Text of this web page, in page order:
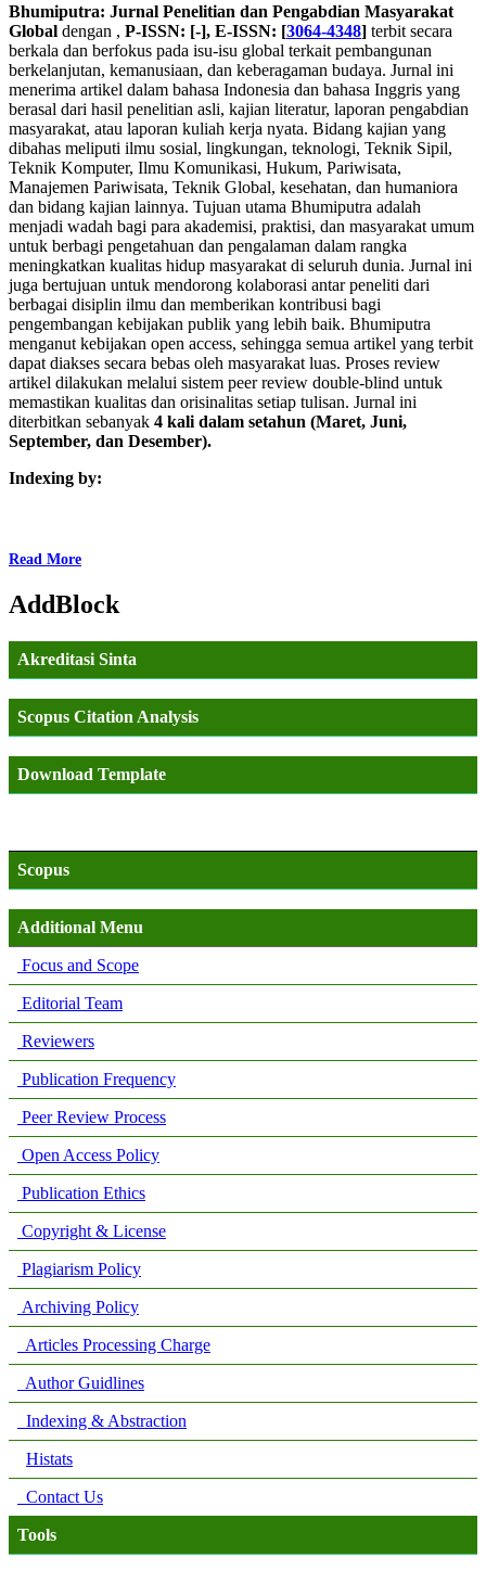
Bhumiputra: Jurnal Penelitian dan Pengabdian Masyarakat
Global dengan , P-ISSN: [-], E-ISSN: [3064-4348] terbit secara
berkala dan berfokus pada isu-isu global terkait pembangunan
berkelanjutan, kemanusiaan, dan keberagaman budaya. Jurnal ini
menerima artikel dalam bahasa Indonesia dan bahasa Inggris yang
berasal dari hasil penelitian asli, kajian literatur, laporan pengabdian
masyarakat, atau laporan kuliah kerja nyata. Bidang kajian yang
dibahas meliputi ilmu sosial, lingkungan, teknologi, Teknik Sipil,
Teknik Komputer, Ilmu Komunikasi, Hukum, Pariwisata,
Manajemen Pariwisata, Teknik Global, kesehatan, dan humaniora
dan bidang kajian lainnya. Tujuan utama Bhumiputra adalah
menjadi wadah bagi para akademisi, praktisi, dan masyarakat umum
untuk berbagi pengetahuan dan pengalaman dalam rangka
meningkatkan kualitas hidup masyarakat di seluruh dunia. Jurnal ini
juga bertujuan untuk mendorong kolaborasi antar peneliti dari
berbagai disiplin ilmu dan memberikan kontribusi bagi
pengembangan kebijakan publik yang lebih baik. Bhumiputra
menganut kebijakan open access, sehingga semua artikel yang terbit
dapat diakses secara bebas oleh masyarakat luas. Proses review
artikel dilakukan melalui sistem peer review double-blind untuk
memastikan kualitas dan orisinalitas setiap tulisan. Jurnal ini
diterbitkan sebanyak 4 kali dalam setahun (Maret, Juni,
September, dan Desember).
Indexing by:
Read More
AddBlock
Akreditasi Sinta
Scopus Citation Analysis
Download Template
Scopus
Additional Menu
Focus and Scope
Editorial Team
Reviewers
Publication Frequency
Peer Review Process
Open Access Policy
Publication Ethics
Copyright & License
Plagiarism Policy
Archiving Policy
Articles Processing Charge
Author Guidlines
Indexing & Abstraction
Histats
Contact Us
Tools